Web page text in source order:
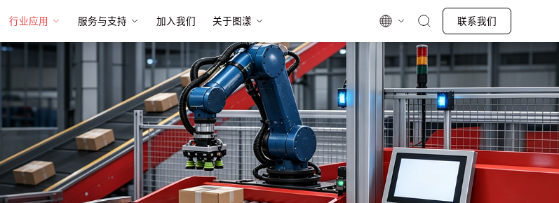
行业应用 服务与支持 加入我们 关于图漾 联系我们